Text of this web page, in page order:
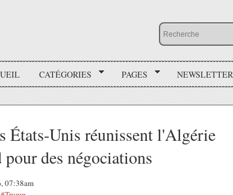
CATÉGORIES PAGES NEWSLETTER
États-Unis réunissent l'Algérie
des négociations
07:38am